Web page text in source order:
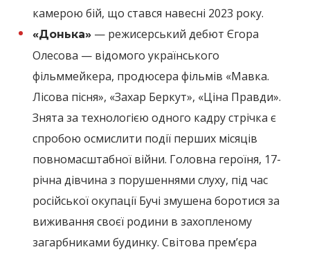
камерою бій, що стався навесні 2023 року.
«Донька» — режисерський дебют Єгора
Олесова — відомого українського
фільммейкера, продюсера фільмів «Мавка.
Лісова пісня», «Захар Беркут», «Ціна Правди».
Знята за технологією одного кадру стрічка є
спробою осмислити події перших місяців
повномасштабної війни. Головна героїня, 17-
річна дівчина з порушеннями слуху, під час
російської окупації Бучі змушена боротися за
виживання своєї родини в захопленому
загарбниками будинку. Світова прем’єра